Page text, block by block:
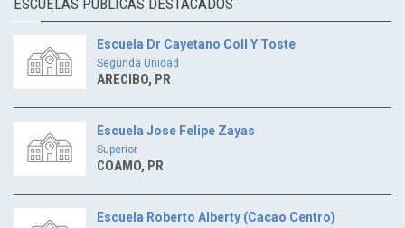
Escuela Dr Cayetano Coll Y Toste
Segunda Unidad
ARECIBO, PR
Escuela Jose Felipe Zayas
Superior
COAMO, PR
Escuela Roberto Alberty (Cacao Centro)